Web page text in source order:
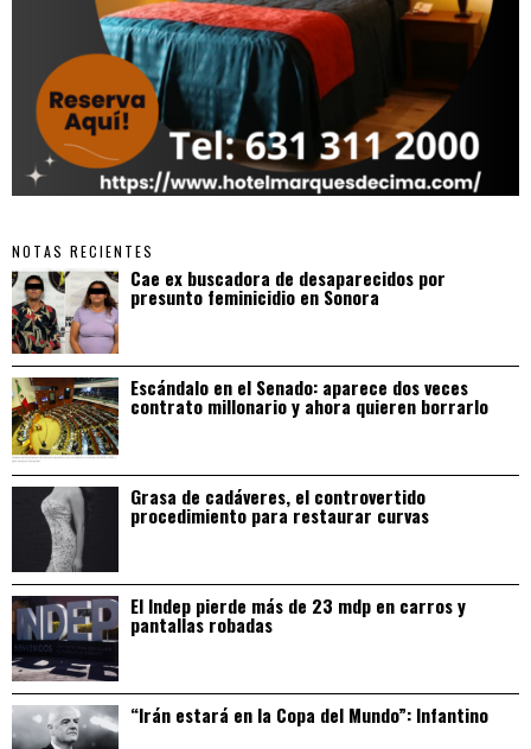
NOTAS RECIENTES
Cae ex buscadora de desaparecidos por
presunto feminicidio en Sonora
Escándalo en el Senado: aparece dos veces
contrato millonario y ahora quieren borrarlo
Grasa de cadáveres, el controvertido
procedimiento para restaurar curvas
El Indep pierde más de 23 mdp en carros y
pantallas robadas
“Irán estará en la Copa del Mundo”: Infantino